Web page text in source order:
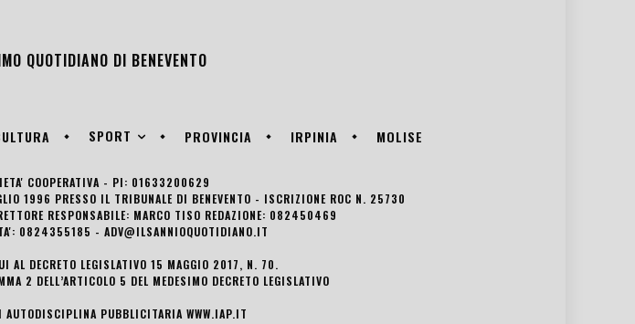
QUOTIDIANO DI BENEVENTO
SPORT PROVINCIA IRPINIA MOLISE
COOPERATIVA - PI: 01633200629
1996 PRESSO IL TRIBUNALE DI BENEVENTO - ISCRIZIONE ROC N. 25730
RESPONSABILE: MARCO TISO REDAZIONE: 082450469
0824355185 - ADV@ILSANNIOQUOTIDIANO.IT
AL DECRETO LEGISLATIVO 15 MAGGIO 2017, N. 70.
2 DELL’ARTICOLO 5 DEL MEDESIMO DECRETO LEGISLATIVO
AUTODISCIPLINA PUBBLICITARIA WWW.IAP.IT